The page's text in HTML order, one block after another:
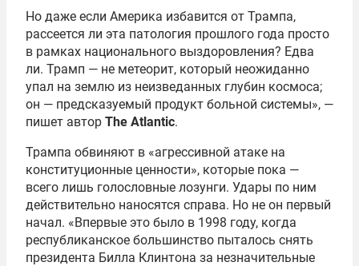
Но даже если Америка избавится от Трампа,
рассеется ли эта патология прошлого года просто
в рамках национального выздоровления? Едва
ли. Трамп — не метеорит, который неожиданно
упал на землю из неизведанных глубин космоса;
он — предсказуемый продукт больной системы», —
пишет автор The Atlantic.
Трампа обвиняют в «агрессивной атаке на
конституционные ценности», которые пока —
всего лишь голословные лозунги. Удары по ним
действительно наносятся справа. Но не он первый
начал. «Впервые это было в 1998 году, когда
республиканское большинство пыталось снять
президента Билла Клинтона за незначительные